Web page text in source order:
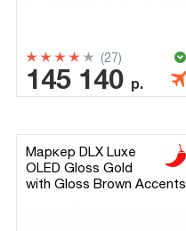
(27)
145 140 р.
Маркер DLX Luxe
OLED Gloss Gold
with Gloss Brown Accents